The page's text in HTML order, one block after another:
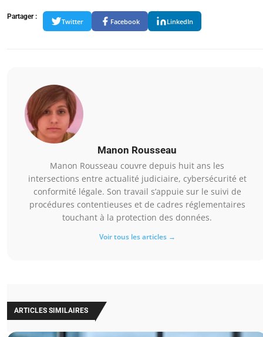
Partager :
Twitter Facebook LinkedIn
Manon Rousseau
Manon Rousseau couvre depuis huit ans les
intersections entre actualité judiciaire, cybersécurité et
conformité légale. Son travail s’appuie sur le suivi de
procédures contentieuses et de cadres réglementaires
touchant à la protection des données.
Voir tous les articles →
ARTICLES SIMILAIRES